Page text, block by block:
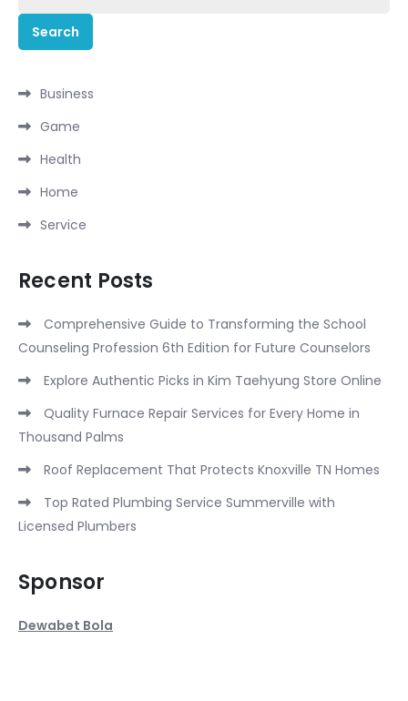
for:
Business
Game
Health
Home
Service
Recent Posts
Comprehensive Guide to Transforming the School
Counseling Profession 6th Edition for Future Counselors
Explore Authentic Picks in Kim Taehyung Store Online
Quality Furnace Repair Services for Every Home in
Thousand Palms
Roof Replacement That Protects Knoxville TN Homes
Top Rated Plumbing Service Summerville with
Licensed Plumbers
Sponsor
Dewabet Bola